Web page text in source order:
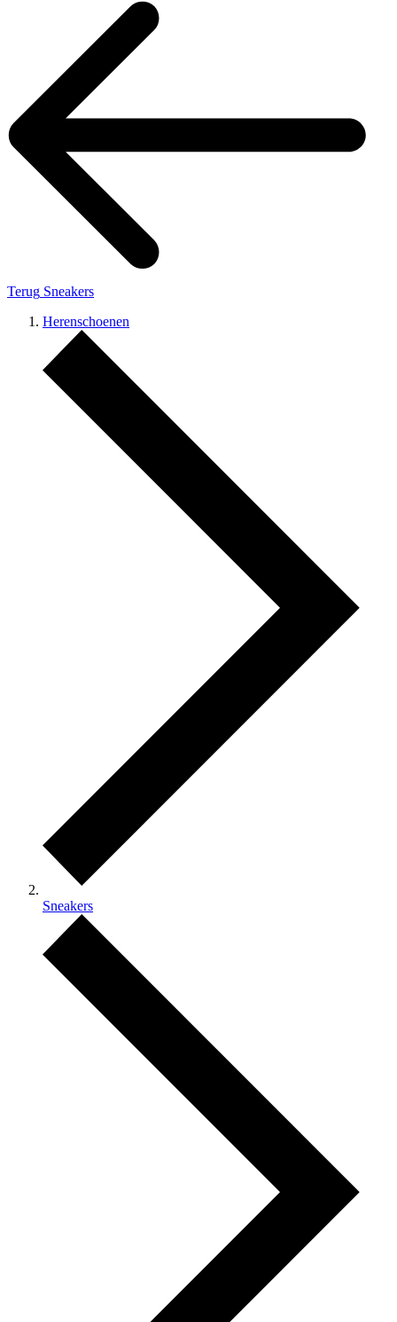
Terug Sneakers
Herenschoenen
Sneakers